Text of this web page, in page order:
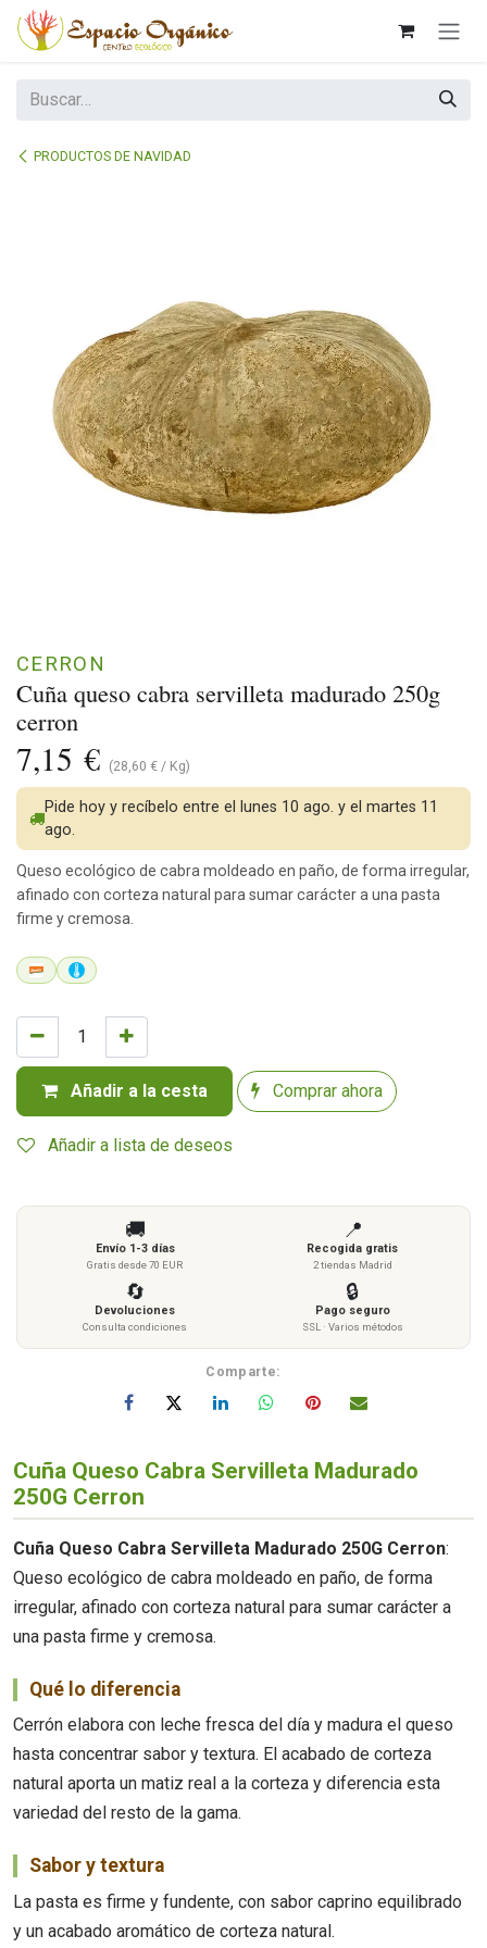
Ir al contenido
PRODUCTOS DE NAVIDAD
Cuña queso cabra servilleta madurado 250g
cerron
CERRON
7,15 € (28,60 € / Kg)
Añadir a la cesta Comprar ahora
Añadir a lista de deseos
Pide hoy y recíbelo entre el lunes 10 ago. y el martes 11
ago.
Queso ecológico de cabra moldeado en paño, de forma irregular,
afinado con corteza natural para sumar carácter a una pasta
firme y cremosa.
🚚
Envío 1-3 días
Gratis desde 70 EUR
📍
Recogida gratis
2 tiendas Madrid
🔄
Devoluciones
Consulta condiciones
🔒
Pago seguro
SSL · Varios métodos
Comparte:
Cuña Queso Cabra Servilleta Madurado
250G Cerron
Cuña Queso Cabra Servilleta Madurado 250G Cerron:
Queso ecológico de cabra moldeado en paño, de forma
irregular, afinado con corteza natural para sumar carácter a
una pasta firme y cremosa.
Qué lo diferencia
Cerrón elabora con leche fresca del día y madura el queso
hasta concentrar sabor y textura. El acabado de corteza
natural aporta un matiz real a la corteza y diferencia esta
variedad del resto de la gama.
Sabor y textura
La pasta es firme y fundente, con sabor caprino equilibrado
y un acabado aromático de corteza natural.